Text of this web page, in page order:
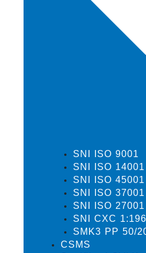
SNI ISO 9001
SNI ISO 14001
SNI ISO 45001
SNI ISO 37001
SNI ISO 27001
SNI CXC
SMK3 PP 50/
CSMS